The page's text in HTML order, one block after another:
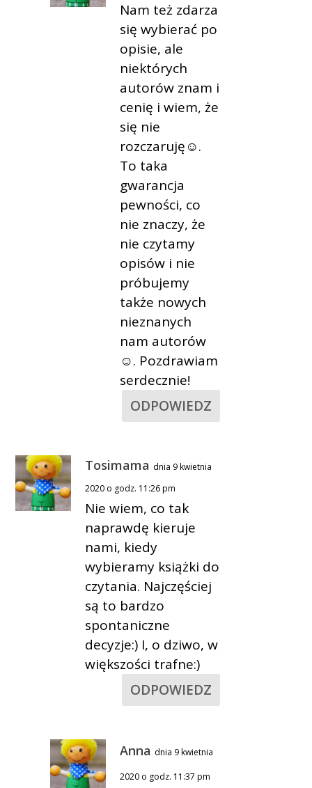
Nam też zdarza
się wybierać po
opisie, ale
niektórych
autorów znam i
cenię i wiem, że
się nie
rozczaruję☺.
To taka
gwarancja
pewności, co
nie znaczy, że
nie czytamy
opisów i nie
próbujemy
także nowych
nieznanych
nam autorów
☺. Pozdrawiam
serdecznie!
ODPOWIEDZ
Tosimama dnia 9 kwietnia
2020 o godz. 11:26 pm
Nie wiem, co tak
naprawdę kieruje
nami, kiedy
wybieramy książki do
czytania. Najczęściej
są to bardzo
spontaniczne
decyzje:) I, o dziwo, w
większości trafne:)
ODPOWIEDZ
Anna dnia 9 kwietnia
2020 o godz. 11:37 pm